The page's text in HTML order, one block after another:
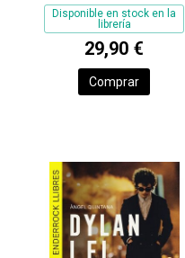
Disponible en stock en la
librería
29,90 €
Comprar